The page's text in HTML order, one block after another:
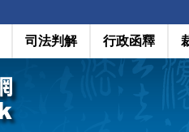
司法判解 行政函釋